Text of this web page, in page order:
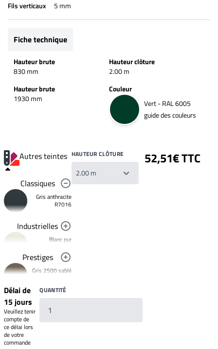
Fils verticaux
5 mm
Fiche technique
Hauteur brute
830 mm
Hauteur clôture
2.00 m
Hauteur brute
1930 mm
Couleur
Vert - RAL 6005
guide des couleurs
Autres teintes
Classiques
Gris anthracite
R7016
Industrielles
Blanc pur
Noir foncé
R9005
signalisation
R1023
Rouge clair
R3020
Prestiges
Gris 2500 sablé
Bronze 2525
Mars 2525
Sablé
HAUTEUR CLÔTURE 52,51€ TTC
Délai de
15 jours
Veuillez tenir
compte de
ce délai lors
de votre
commande
QUANTITÉ